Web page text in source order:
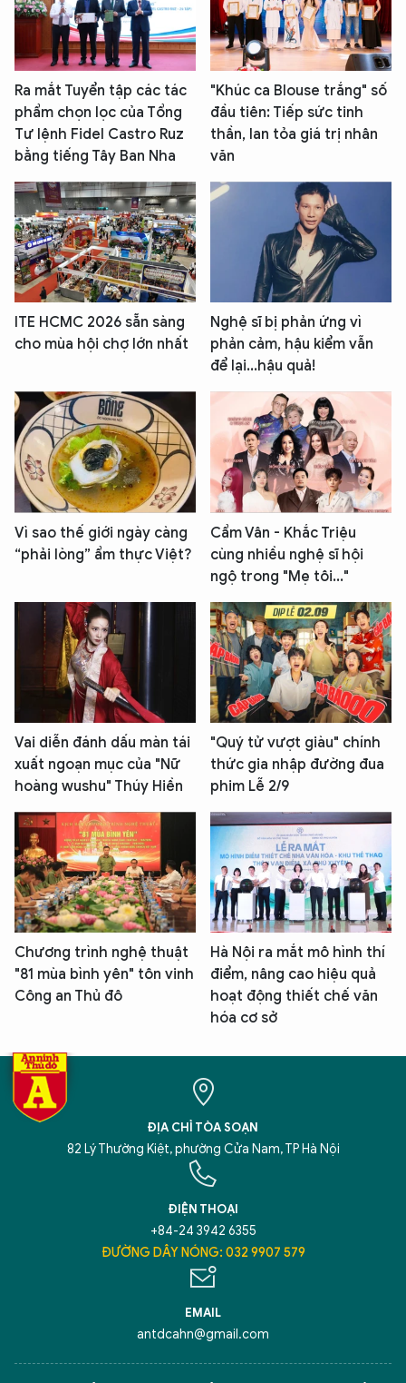
Ra mắt Tuyển tập các tác
phẩm chọn lọc của Tổng
Tư lệnh Fidel Castro Ruz
bằng tiếng Tây Ban Nha
"Khúc ca Blouse trắng" số
đầu tiên: Tiếp sức tinh
thần, lan tỏa giá trị nhân
văn
ITE HCMC 2026 sẵn sàng
cho mùa hội chợ lớn nhất
Nghệ sĩ bị phản ứng vì
phản cảm, hậu kiểm vẫn
để lại...hậu quả!
Vì sao thế giới ngày càng
“phải lòng” ẩm thực Việt?
Cẩm Vân - Khắc Triệu
cùng nhiều nghệ sĩ hội
ngộ trong "Mẹ tôi..."
Vai diễn đánh dấu màn tái
xuất ngoạn mục của "Nữ
hoàng wushu" Thúy Hiền
"Quý tử vượt giàu" chính
thức gia nhập đường đua
phim Lễ 2/9
Chương trình nghệ thuật
"81 mùa bình yên" tôn vinh
Công an Thủ đô
Hà Nội ra mắt mô hình thí
điểm, nâng cao hiệu quả
hoạt động thiết chế văn
hóa cơ sở
ĐỊA CHỈ TÒA SOẠN
82 Lý Thường Kiệt, phường Cửa Nam, TP Hà Nội
ĐIỆN THOẠI
+84-24 3942 6355
ĐƯỜNG DÂY NÓNG: 032 9907 579
EMAIL
antdcahn@gmail.com